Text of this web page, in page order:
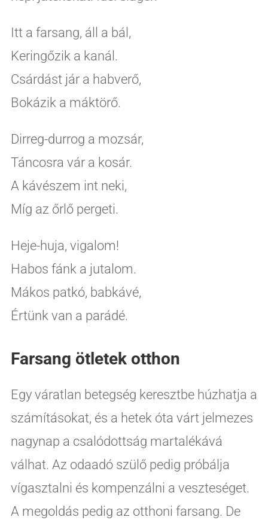
Itt a farsang, áll a bál,
Keringőzik a kanál.
Csárdást jár a habverő,
Bokázik a máktörő.
Dirreg-durrog a mozsár,
Táncosra vár a kosár.
A kávészem int neki,
Míg az őrlő pergeti.
Heje-huja, vigalom!
Habos fánk a jutalom.
Mákos patkó, babkávé,
Értünk van a parádé.
Farsang ötletek otthon
Egy váratlan betegség keresztbe húzhatja a
számításokat, és a hetek óta várt jelmezes
nagynap a csalódottság martalékává
válhat. Az odaadó szülő pedig próbálja
vígasztalni és kompenzálni a veszteséget.
A megoldás pedig az otthoni farsang. De